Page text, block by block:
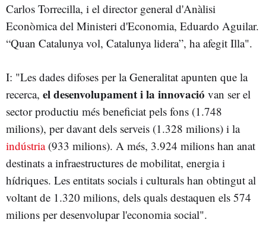
Carlos Torrecilla, i el director general d'Anàlisi
Econòmica del Ministeri d'Economia, Eduardo Aguilar.
“Quan Catalunya vol, Catalunya lidera”, ha afegit Illa".
I: "Les dades difoses per la Generalitat apunten que la
recerca, el desenvolupament i la innovació van ser el
sector productiu més beneficiat pels fons (1.748
milions), per davant dels serveis (1.328 milions) i la
indústria (933 milions). A més, 3.924 milions han anat
destinats a infraestructures de mobilitat, energia i
hídriques. Les entitats socials i culturals han obtingut al
voltant de 1.320 milions, dels quals destaquen els 574
milions per desenvolupar l'economia social".